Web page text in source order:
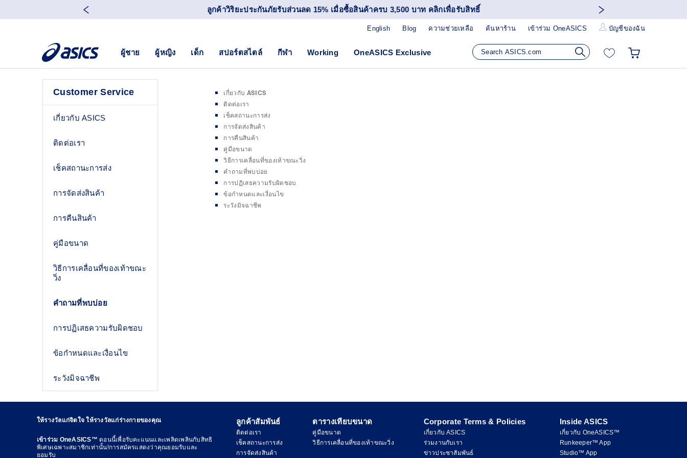
ลูกค้าวิริยะประกันภัยรับส่วนลด 15% เมื่อซื้อสินค้าครบ 3,500 บาท คลิกเพื่อรับสิทธิ์
Blog ความช่วยเหลือ ค้นหาร้าน เข้าร่วม OneASICS บัญชีของฉัน
English
ผู้ชาย ผู้หญิง เด็ก สปอร์ตสไตล์ กีฬา Working OneASICS Exclusive
Customer Service
เกี่ยวกับ ASICS
ติดต่อเรา
เช็คสถานะการส่ง
การจัดส่งสินค้า
การคืนสินค้า
คู่มือขนาด
วิธีการเคลื่อนที่ของเท้าขณะ
วิ่ง
คำถามที่พบบ่อย
การปฏิเสธความรับผิดชอบ
ข้อกำหนดและเงื่อนไข
ระวังมิจฉาชีพ
เกี่ยวกับ ASICS
ติดต่อเรา
เช็คสถานะการส่ง
การจัดส่งสินค้า
การคืนสินค้า
คู่มือขนาด
วิธีการเคลื่อนที่ของเท้าขณะวิ่ง
คำถามที่พบบ่อย
การปฏิเสธความรับผิดชอบ
ข้อกำหนดและเงื่อนไข
ระวังมิจฉาชีพ
ให้รางวัลแก่จิตใจ ให้รางวัลแก่ร่างกายของคุณ
เข้าร่วม OneASICS™ตอนนี้เพื่อรับคะแนนและเพลิดเพลินกับสิทธิ
พิเศษเฉพาะสมาชิกเท่านั้น!การสมัครแสดงว่าคุณยอมรับและ
ยอมรับ
ลูกค้าสัมพันธ์
ติดต่อเรา
เช็คสถานะการส่ง
การจัดส่งสินค้า
ตารางเทียบขนาด
คู่มือขนาด
วิธีการเคลื่อนที่ของเท้าขณะวิ่ง
Corporate Terms & Policies
เกี่ยวกับ ASICS
ร่วมงานกับเรา
ข่าวประชาสัมพันธ์
Inside ASICS
เกี่ยวกับ OneASICS™
Runkeeper™ App
Studio™ App